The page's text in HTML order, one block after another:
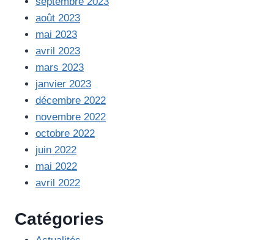
août 2023
mai 2023
avril 2023
mars 2023
janvier 2023
décembre 2022
novembre 2022
octobre 2022
juin 2022
mai 2022
avril 2022
Catégories